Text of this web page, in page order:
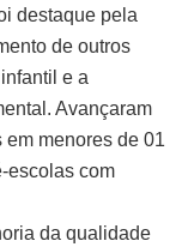
destaque pela
de outros
e a
Avançaram
menores de 01
escolas com
da qualidade